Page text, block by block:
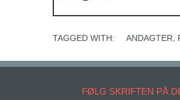
TAGGED WITH: ANDAGTER
FØLG SKRIFTEN PÅ